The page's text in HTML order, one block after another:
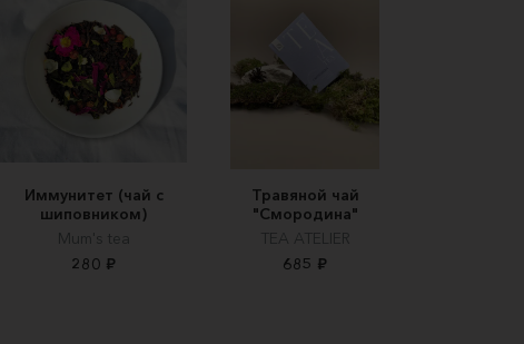
Иммунитет (чай с
шиповником)
Mum's tea
280 ₽
Травяной чай
"Смородина"
TEA ATELIER
685 ₽